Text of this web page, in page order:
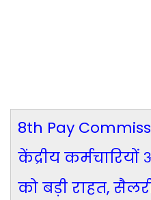
8th Pay
केंद्रीय
को बड़ी राहत,